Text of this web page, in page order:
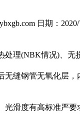
日期：2020/
理(NBK情况)、
缝钢管无氧化层
滑度有高标准严要